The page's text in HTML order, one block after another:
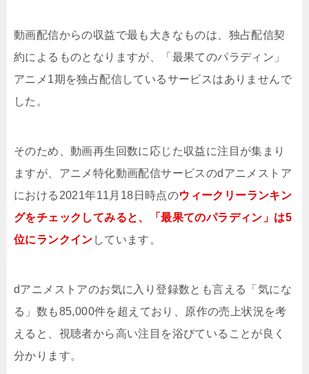
動画配信からの収益で最も大きなものは、独占配信契
約によるものとなりますが、「最果てのパラディン」
アニメ1期を独占配信しているサービスはありませんで
した。
そのため、動画再生回数に応じた収益に注目が集まり
ますが、アニメ特化動画配信サービスのdアニメストア
における2021年11月18日時点のウィークリーランキン
グをチェックしてみると、「最果てのパラディン」は5
位にランクイン しています。
dアニメストアのお気に入り登録数とも言える「気にな
る」数も85,000件を超えており、原作の売上状況を考
えると、視聴者から高い注目を浴びていることが良く
分かります。